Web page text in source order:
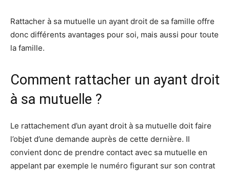
Rattacher à sa mutuelle un ayant droit de sa famille offre
donc différents avantages pour soi, mais aussi pour toute
la famille.
Comment rattacher un ayant droit
à sa mutuelle ?
Le rattachement d’un ayant droit à sa mutuelle doit faire
l’objet d’une demande auprès de cette dernière. Il
convient donc de prendre contact avec sa mutuelle en
appelant par exemple le numéro figurant sur son contrat